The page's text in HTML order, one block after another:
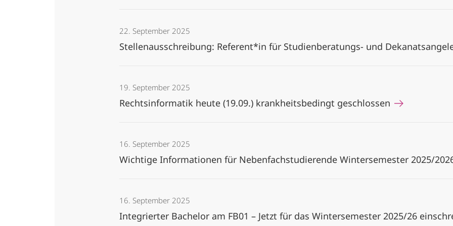
22. September 2025
Stellenausschreibung: Referent*in für Studienberatungs- und
19. September 2025
Rechtsinformatik heute (19.09.) krankheitsbedingt geschlossen
16. September 2025
Wichtige Informationen für Nebenfachstudierende Wintersemester 2025/
16. September 2025
Integrierter Bachelor am FB01 – Jetzt für das Wintersemester 2025/26